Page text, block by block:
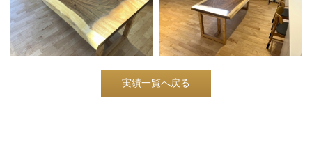
実績一覧へ戻る